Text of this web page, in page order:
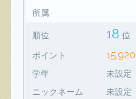
所属
順位 18 位
ポイント 15,920
学年
未設定
ニックネーム
未設定